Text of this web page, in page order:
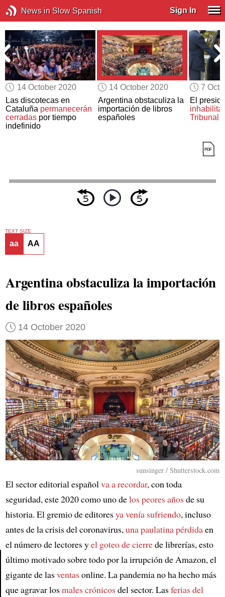
News in Slow Spanish Sign In
14 October 2020
Las discotecas en
Cataluña permanecerán
cerradas por tiempo
indefinido
14 October 2020
Argentina obstaculiza la
importación de libros
españoles
7
El
Tribunal
Article
TEXT SIZE
aa AA
Argentina obstaculiza la importación
de libros españoles
14 October 2020
sunsinger / Shutterstock.com
El sector editorial españolva a recordar, con toda
seguridad, este 2020 como uno delos peores añosde su
historia. El gremio de editoresya venía sufriendo, incluso
antes de la crisis del coronavirus,una paulatina pérdidaen
el número de lectores yel goteo de cierrede librerías, esto
último motivado sobre todo por la irrupción de Amazon, el
gigante de lasventasonline. La pandemia no ha hecho más
que agravar losmales crónicosdel sector. Lasferias del